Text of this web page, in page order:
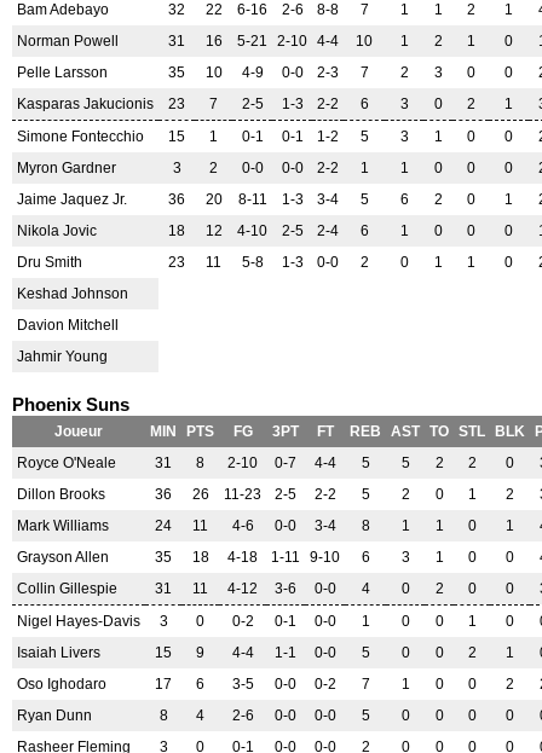
Bam Adebayo
32 22 6-16 2-6 8-8 7 1 1 2 1
Norman Powell
31 16 5-21 2-10 4-4 10 1 2 1 0
Pelle Larsson
35 10 4-9 0-0 2-3 7 2 3 0 0
Kasparas Jakucionis
23 7 2-5 1-3 2-2 6 3 0 2 1
Simone Fontecchio
15 1 0-1 0-1 1-2 5 3 1 0 0
Myron Gardner
3 2 0-0 0-0 2-2 1 1 0 0 0
Jaime Jaquez Jr.
36 20 8-11 1-3 3-4 5 6 2 0 1
Nikola Jovic
18 12 4-10 2-5 2-4 6 1 0 0 0
Dru Smith
23 11 5-8 1-3 0-0 2 0 1 1 0
Keshad Johnson
Davion Mitchell
Jahmir Young
Phoenix Suns
Joueur MIN PTS FG 3PT FT REB AST TO STL BLK
Royce O'Neale
31 8 2-10 0-7 4-4 5 5 2 2 0
Dillon Brooks
36 26 11-23 2-5 2-2 5 2 0 1 2
Mark Williams
24 11 4-6 0-0 3-4 8 1 1 0 1
Grayson Allen
35 18 4-18 1-11 9-10 6 3 1 0 0
Collin Gillespie
31 11 4-12 3-6 0-0 4 0 2 0 0
Nigel Hayes-Davis
3 0 0-2 0-1 0-0 1 0 0 1 0
Isaiah Livers
15 9 4-4 1-1 0-0 5 0 0 2 1
Oso Ighodaro
17 6 3-5 0-0 0-2 7 1 0 0 2
Ryan Dunn
8 4 2-6 0-0 0-0 5 0 0 0 0
Rasheer Fleming
3 0 0-1 0-0 0-0 2 0 0 0 0